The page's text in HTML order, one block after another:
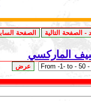
الماركسي